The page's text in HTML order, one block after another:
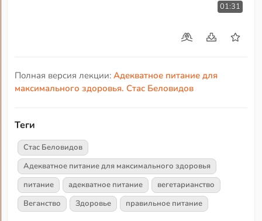
01:31
Полная версия лекции:Адекватное питание для
максимального здоровья. Стас Беловидов
Теги
Стас Беловидов
Адекватное питание для максимального здоровья
питание
адекватное питание
вегетарианство
Веганство
Здоровье правильное питание